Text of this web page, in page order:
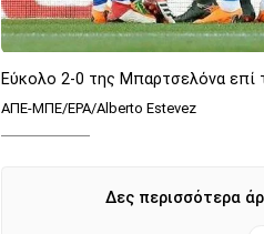
Εύκολο 2-0 της Μπαρτσελόνα επί
ΑΠΕ-ΜΠΕ/EPA/Alberto Estevez
Δες περισσότερα